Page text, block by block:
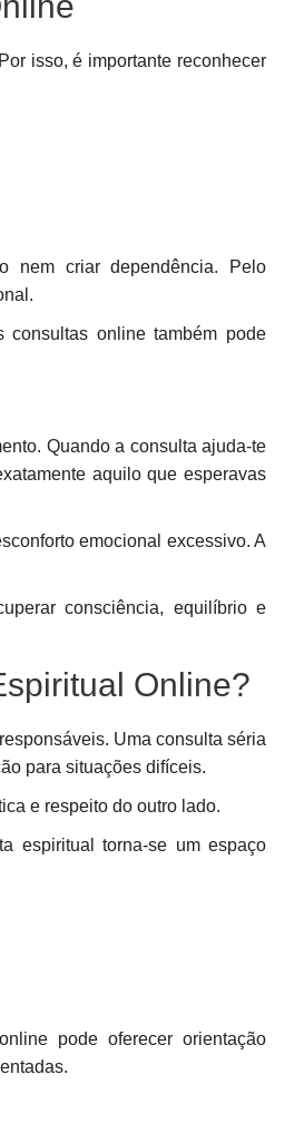
isso, é importante reconhecer
nem criar dependência. Pelo
consultas online também pode
Quando a consulta ajuda-te
aquilo que esperavas
emocional excessivo. A
consciência, equilíbrio e
Online?
Uma consulta séria
para situações difíceis.
e respeito do outro lado.
espiritual torna-se um espaço
pode oferecer orientação